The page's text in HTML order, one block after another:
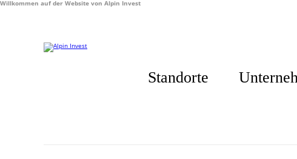
Willkommen auf der Website von Alpin Invest
Standorte